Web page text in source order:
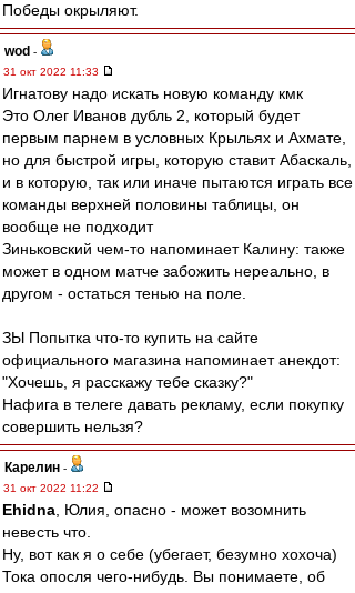
Победы окрыляют.
wod -
31 окт 2022 11:33
Игнатову надо искать новую команду кмк
Это Олег Иванов дубль 2, который будет
первым парнем в условных Крыльях и Ахмате,
но для быстрой игры, которую ставит Абаскаль,
и в которую, так или иначе пытаются играть все
команды верхней половины таблицы, он
вообще не подходит
Зиньковский чем-то напоминает Калину: также
может в одном матче забожить нереально, в
другом - остаться тенью на поле.
ЗЫ Попытка что-то купить на сайте
официального магазина напоминает анекдот:
"Хочешь, я расскажу тебе сказку?"
Нафига в телеге давать рекламу, если покупку
совершить нельзя?
Карелин -
31 окт 2022 11:22
Ehidna , Юлия, опасно - может возомнить
невесть что.
Ну, вот как я о себе (убегает, безумно хохоча)
Тока опосля чего-нибудь. Вы понимаете, об